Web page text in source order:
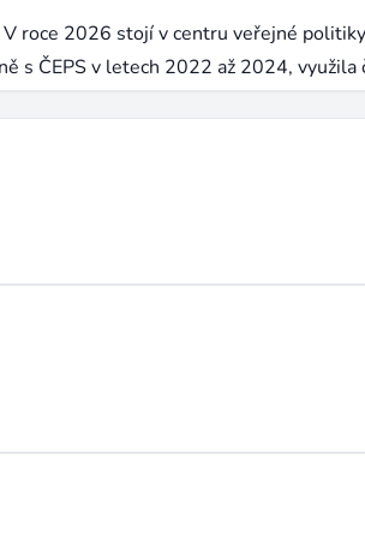
roce 2026 stojí v centru veřejné
s ČEPS v letech 2022 až 2024, využila
síťových investic a mění zadání pro
týmyintegrace do sítě.Modeláři
cenové predikce traderům; hranice s
versus modeláři, kteří ovládají
připlácejí první skupině, jak open-